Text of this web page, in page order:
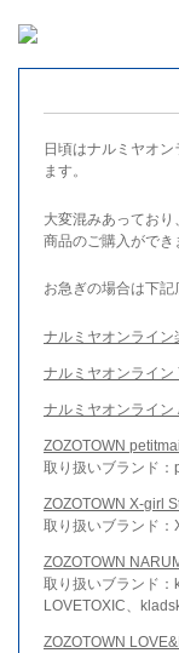
日頃はナルミヤオ
ます。
大変混みあってお
商品のご購入ができ
お急ぎの場合は下記
ナルミヤオンライン
ナルミヤオンライ
ナルミヤオンライン
ZOZOTOWN
取り扱いブランド
ZOZOTOWN X-girl
取り扱いブランド
ZOZOTOWN
取り扱いブランド：
LOVETOXIC、
ZOZOTOWN